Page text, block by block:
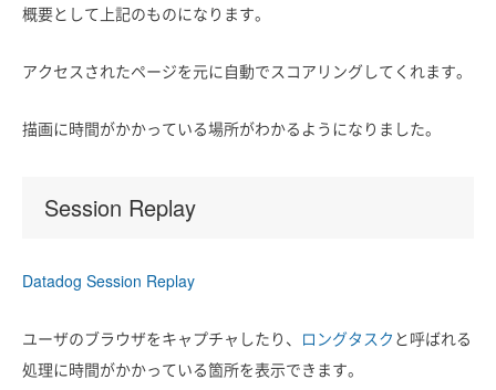
概要として上記のものになります。
アクセスされたページを元に自動でスコアリングしてくれます。
描画に時間がかかっている場所がわかるようになりました。
Session Replay
Datadog Session Replay
ユーザのブラウザをキャプチャしたり、 ロングタスク と呼ばれる
処理に時間がかかっている箇所を表示できます。